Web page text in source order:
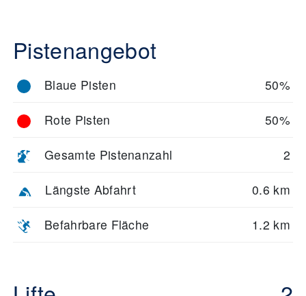
Pistenangebot
Blaue Pisten 50%
Rote Pisten 50%
Gesamte Pistenanzahl 2
Längste Abfahrt 0.6 km
Befahrbare Fläche 1.2 km